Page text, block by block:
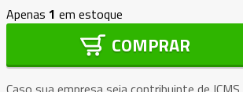
Apenas1 em estoque
COMPRAR